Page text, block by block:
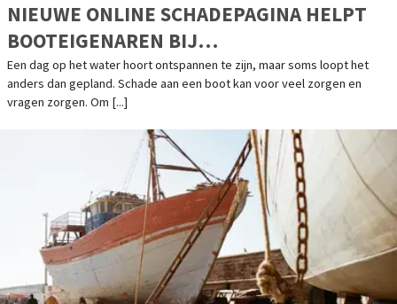
NIEUWE ONLINE SCHADEPAGINA HELPT
BOOTEIGENAREN BIJ
SCHADEAFHANDELING
Een dag op het water hoort ontspannen te zijn, maar soms loopt het
anders dan gepland. Schade aan een boot kan voor veel zorgen en
vragen zorgen. Om [...]